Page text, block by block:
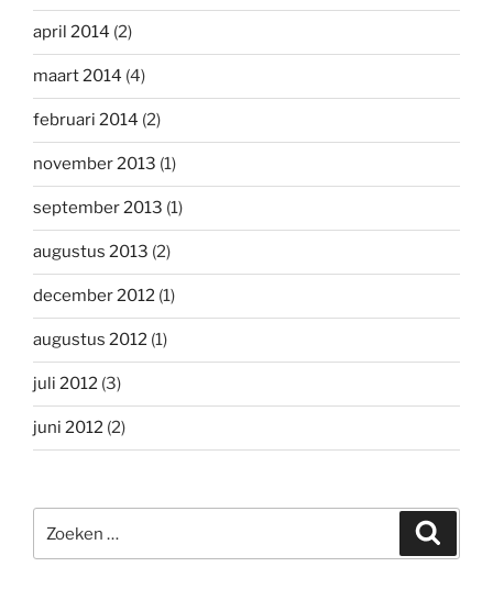
april 2014 (2)
maart 2014 (4)
februari 2014 (2)
november 2013 (1)
september 2013 (1)
augustus 2013 (2)
december 2012 (1)
augustus 2012 (1)
juli 2012 (3)
juni 2012 (2)
naar: